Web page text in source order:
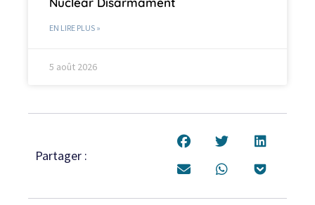
EN LIRE PLUS »
5 août 2026
Partager :